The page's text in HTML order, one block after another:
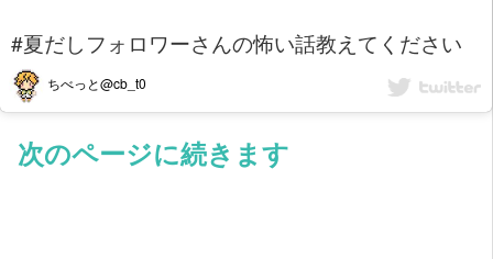
#夏だしフォロワーさんの怖い話教えてください
ちべっと@cb_t0
次のページに続きます